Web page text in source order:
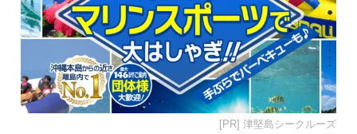
[PR] 津堅島シークルーズ